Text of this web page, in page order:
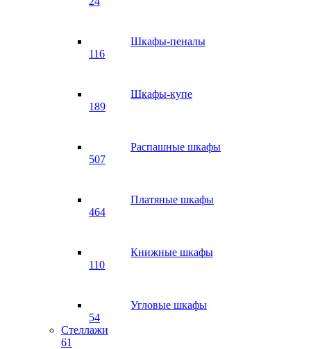
Шкафы-пеналы
116
Шкафы-купе
189
Распашные шкафы
507
Платяные шкафы
464
Книжные шкафы
110
Угловые шкафы
54
Стеллажи
61